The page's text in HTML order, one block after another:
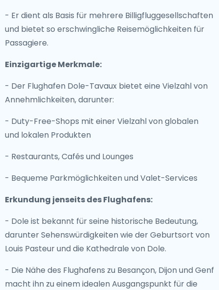
- Er dient als Basis für mehrere Billigfluggesellschaften
und bietet so erschwingliche Reisemöglichkeiten für
Passagiere.
Einzigartige Merkmale:
- Der Flughafen Dole-Tavaux bietet eine Vielzahl von
Annehmlichkeiten, darunter:
- Duty-Free-Shops mit einer Vielzahl von globalen
und lokalen Produkten
- Restaurants, Cafés und Lounges
- Bequeme Parkmöglichkeiten und Valet-Services
Erkundung jenseits des Flughafens:
- Dole ist bekannt für seine historische Bedeutung,
darunter Sehenswürdigkeiten wie der Geburtsort von
Louis Pasteur und die Kathedrale von Dole.
- Die Nähe des Flughafens zu Besançon, Dijon und Genf
macht ihn zu einem idealen Ausgangspunkt für die